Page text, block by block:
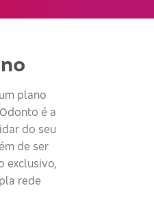
plano
é a
do seu
de ser
exclusivo,
rede